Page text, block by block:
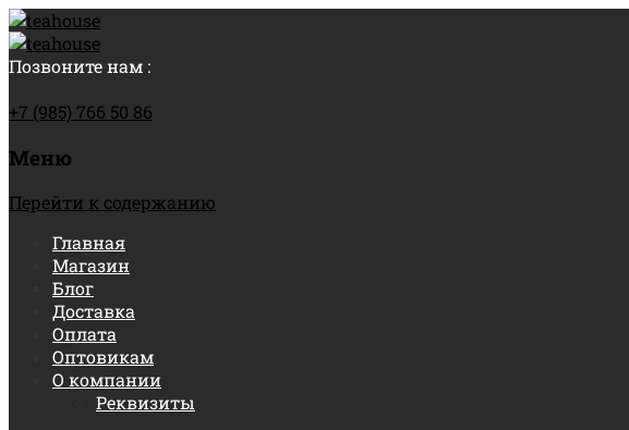
Позвоните нам :
+7 (985) 766 50 86
Меню
Перейти к содержанию
Главная
Магазин
Блог
Доставка
Оплата
Оптовикам
О компании
Реквизиты